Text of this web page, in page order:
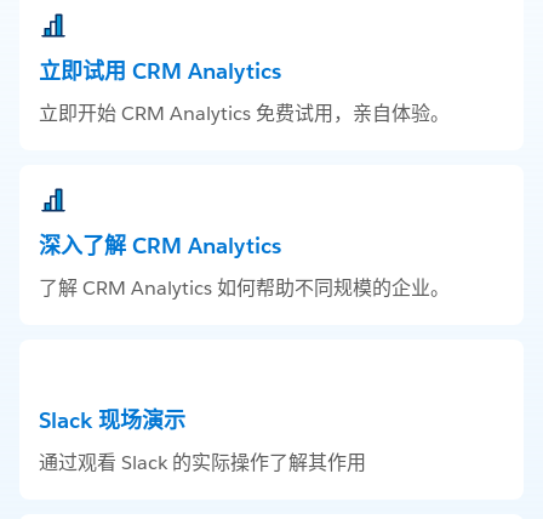
立即试用 CRM Analytics
立即开始 CRM Analytics 免费试用，亲自体验。
深入了解 CRM Analytics
了解 CRM Analytics 如何帮助不同规模的企业。
Slack 现场演示
通过观看 Slack 的实际操作了解其作用